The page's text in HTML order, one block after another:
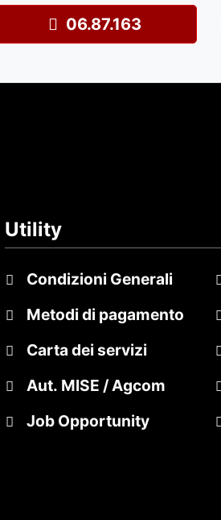
06.87.163
Utility
Condizioni Generali
Metodi di pagamento
Carta dei servizi
Aut. MISE / Agcom
Job Opportunity